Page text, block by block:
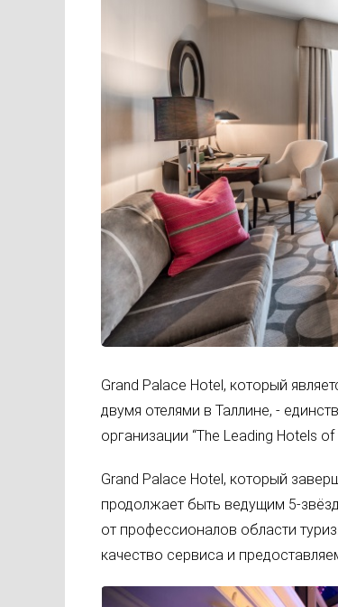
Grand Palace Hotel, который
двумя отелями в Таллине, -
организации “The Leading Hotels of
Grand Palace Hotel, который
продолжает быть ведущим 5-
от профессионалов области
качество сервиса и